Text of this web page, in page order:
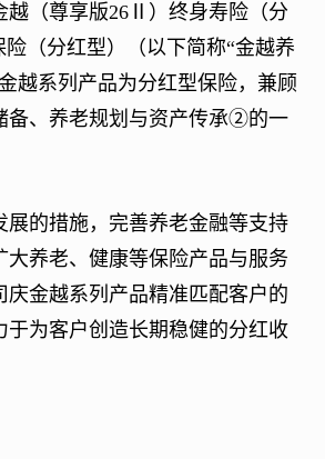
（尊享版26Ⅱ）终身寿险（分
（分红型）（以下简称“金越养
越系列产品为分红型保险，兼顾
备、养老规划与资产传承②的一
的措施，完善养老金融等支持
养老、健康等保险产品与服务
金越系列产品精准匹配客户的
为客户创造长期稳健的分红收